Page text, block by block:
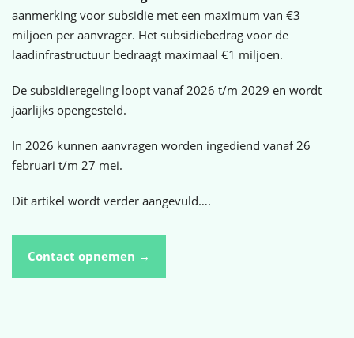
aanmerking voor subsidie met een maximum van €3
miljoen per aanvrager. Het subsidiebedrag voor de
laadinfrastructuur bedraagt maximaal €1 miljoen.
De subsidieregeling loopt vanaf 2026 t/m 2029 en wordt
jaarlijks opengesteld.
In 2026 kunnen aanvragen worden ingediend vanaf 26
februari t/m 27 mei.
Dit artikel wordt verder aangevuld….
Contact opnemen →